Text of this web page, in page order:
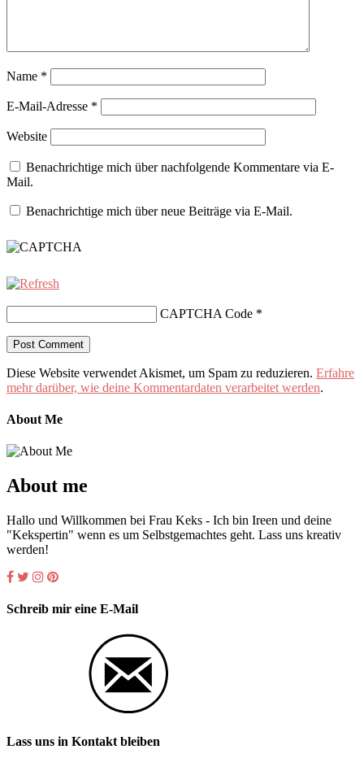
Name *
E-Mail-Adresse *
Website
Benachrichtige mich über nachfolgende Kommentare via E-
Mail.
Benachrichtige mich über neue Beiträge via E-Mail.
CAPTCHA Code *
Diese Website verwendet Akismet, um Spam zu reduzieren. Erfahre
mehr darüber, wie deine Kommentardaten verarbeitet werden.
About Me
About me
Hallo und Willkommen bei Frau Keks - Ich bin Ireen und deine
"Kekspertin" wenn es um Selbstgemachtes geht. Lass uns kreativ
werden!
Schreib mir eine E-Mail
Lass uns in Kontakt bleiben